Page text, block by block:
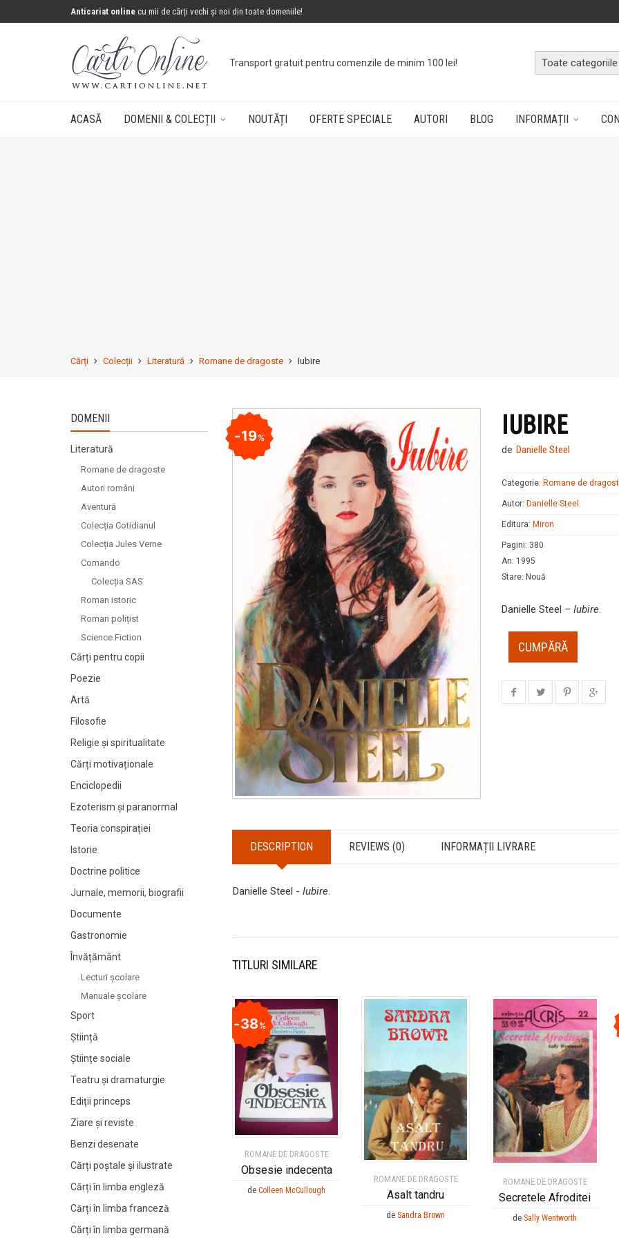
Anticariat online cu mii de cărți vechi și noi din toate domeniile!
Transport gratuit pentru comenzile de minim 100 lei!
ACASĂ DOMENII & COLECȚII NOUTĂȚI OFERTE SPECIALE AUTORI BLOG INFORMAȚII
Cărți Colecții Literatură Romane de dragoste Iubire
19% IUBIRE
de Danielle Steel
Categorie: Romane de
Autor: Danielle Steel .
Editura: Miron
Pagini: 380
An: 1995
Stare: Nouă
Danielle Steel – Iubire.
CUMPĂRĂ
DESCRIPTION REVIEWS (0) INFORMAȚII LIVRARE
Danielle Steel - Iubire.
TITLURI SIMILARE
ROMANE DE DRAGOSTE
Obsesie indecenta
38%
deColleen McCullough
ROMANE DE DRAGOSTE
Asalt tandru
de Sandra Brown
ROMANE DE DRAGOSTE
Secretele Afroditei
de Sally Wentworth
DOMENII
Literatură
Romane de dragoste
Autori români
Aventură
Colecția Cotidianul
Colecția Jules Verne
Comando
Colecția SAS
Roman istoric
Roman polițist
Science Fiction
Cărți pentru copii
Poezie
Artă
Filosofie
Religie și spiritualitate
Cărți motivaționale
Enciclopedii
Ezoterism și paranormal
Teoria conspirației
Istorie
Doctrine politice
Jurnale, memorii, biografii
Documente
Gastronomie
Învățământ
Lecturi şcolare
Manuale şcolare
Sport
Știință
Științe sociale
Teatru și dramaturgie
Ediții princeps
Ziare şi reviste
Benzi desenate
Cărți poștale și ilustrate
Cărți în limba engleză
Cărți în limba franceză
Cărți în limba germană